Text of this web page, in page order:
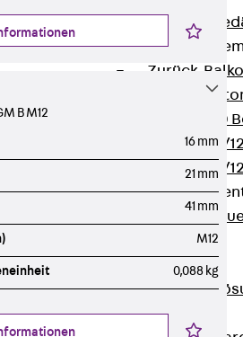
Zurück
ISOPRO®
ISOPRO® 120
ISOPRO® 80/
ISOPRO® 80/
ISOMUR®
Digitale Lösungen
Zurück Digitale
Software
B M12
16 mm
21 mm
41 mm
M12
0,088 kg